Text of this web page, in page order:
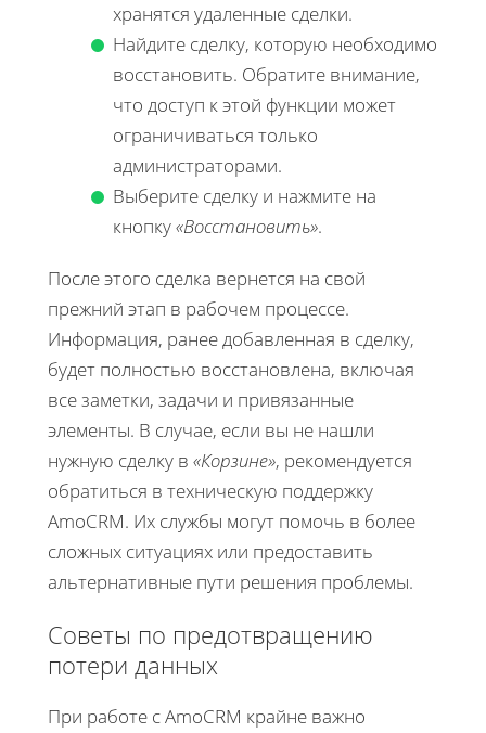
хранятся удаленные сделки.
Найдите сделку, которую необходимо
восстановить. Обратите внимание,
что доступ к этой функции может
ограничиваться только
администраторами.
Выберите сделку и нажмите на
кнопку«Восстановить».
После этого сделка вернется на свой
прежний этап в рабочем процессе.
Информация, ранее добавленная в сделку,
будет полностью восстановлена, включая
все заметки, задачи и привязанные
элементы. В случае, если вы не нашли
нужную сделку в «Корзине», рекомендуется
обратиться в техническую поддержку
AmoCRM. Их службы могут помочь в более
сложных ситуациях или предоставить
альтернативные пути решения проблемы.
Советы по предотвращению
потери данных
При работе с AmoCRM крайне важно